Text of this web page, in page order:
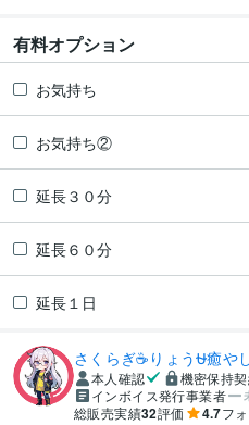
有料オプション
お気持ち
お気持ち②
延長３０分
延長６０分
延長１日
さくらぎ☕りょう⛎癒
本人確認
機密保持
インボイス発行事業者
総販売実績32評価 4.7フ